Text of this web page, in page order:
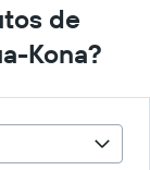
de
Kona?